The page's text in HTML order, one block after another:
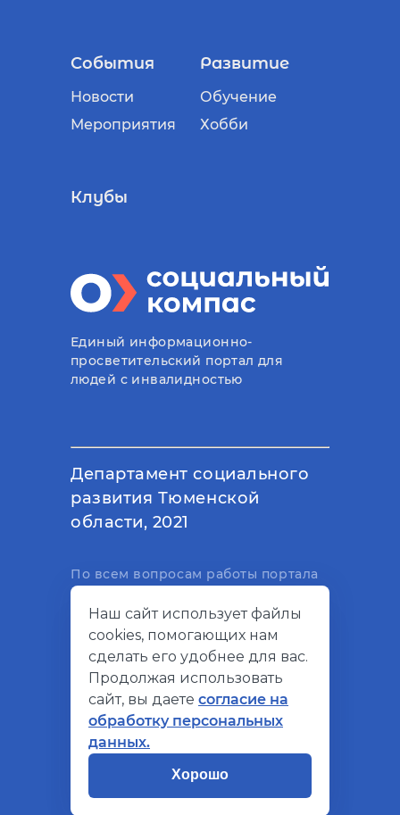
События
Новости
Мероприятия
Развитие
Обучение
Хобби
Клубы
Единый информационно-
просветительский портал для
людей с инвалидностью
Департамент социального
развития Тюменской
области, 2021
По всем вопросам работы портала
электронный адрес
support@socialkompas.ru
© Социальный компас, 2026
Политика конфиденциальности
Наш сайт использует файлы
cookies, помогающих нам
сделать его удобнее для вас.
Продолжая использовать
сайт, вы даете согласие на
обработку персональных
данных.
Хорошо